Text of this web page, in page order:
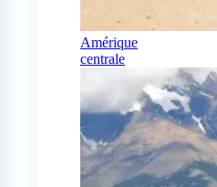
Amérique
centrale